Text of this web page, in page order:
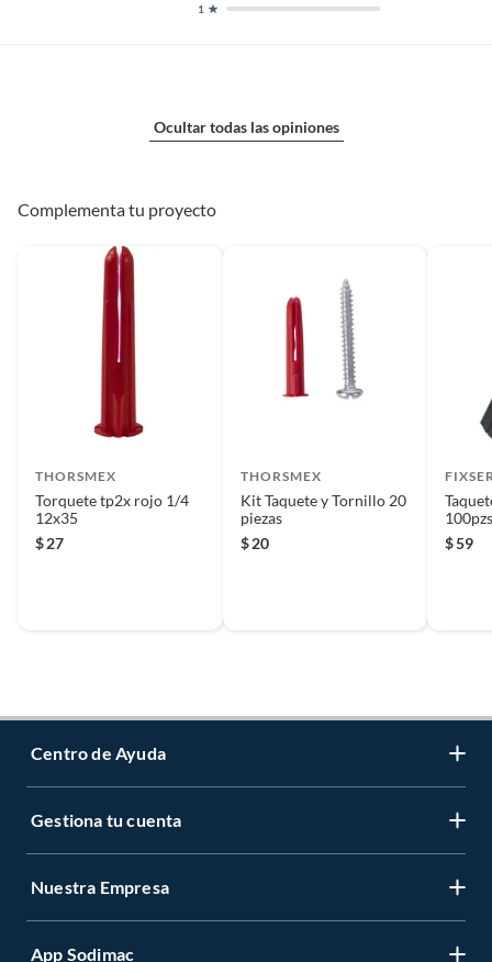
1
Ocultar todas las opiniones
Complementa tu proyecto
THORSMEX
Torquete tp2x rojo 1/4
12x35
$27
THORSMEX
Kit Taquete y Tornillo 20
piezas
$ 20
$59
Centro de Ayuda
Servicio al Cliente
Venta a empresas
Gestiona tu cuenta
Gestiona tu cuenta
Nuestra Empresa
Nuestras tiendas
App Sodimac